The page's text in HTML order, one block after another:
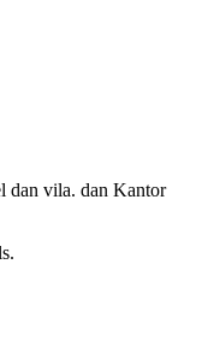
dan vila. dan Kantor